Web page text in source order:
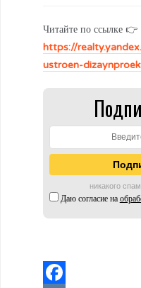
Читайте по ссылке 👉
https://
ustroen-
никакого
Даю согласие на